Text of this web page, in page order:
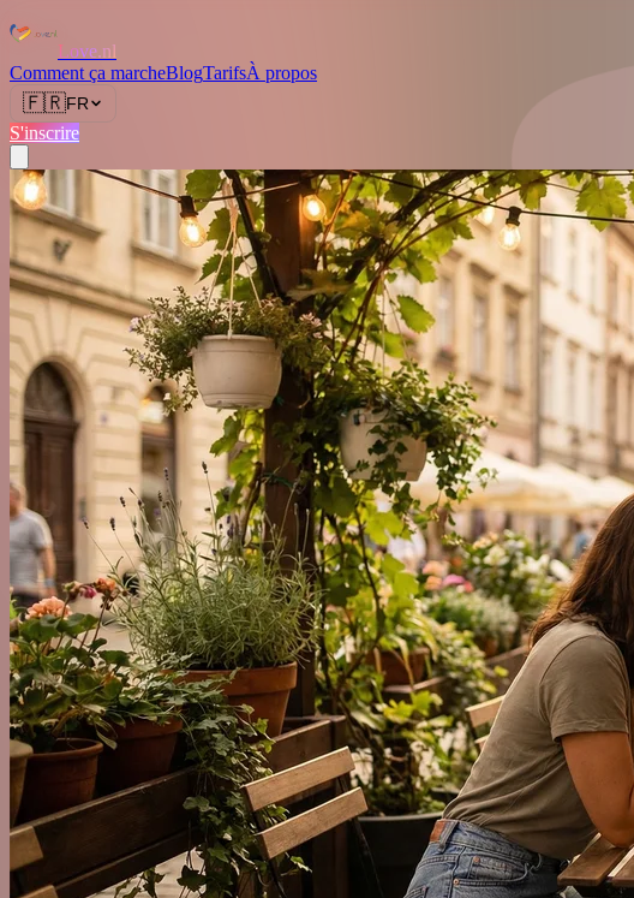
Love.nl
Comment ça marcheBlogTarifsÀ propos
🇫🇷FR
S'inscrire